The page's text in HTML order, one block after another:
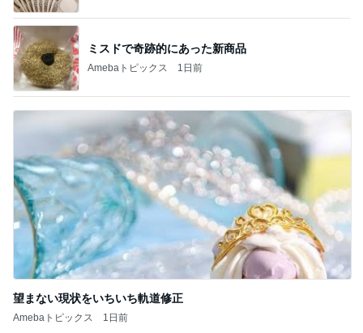
ミスドで奇跡的にあった新商品
Amebaトピックス 1日前
望まない現状をいちいち軌道修正
Amebaトピックス 1日前